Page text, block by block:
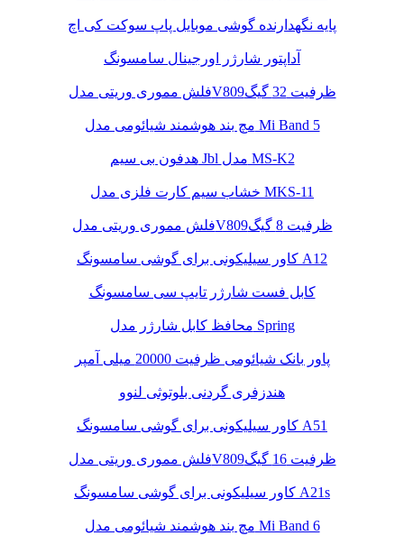
پایه نگهدارنده گوشی موبایل پاپ سوکت کی اچ
آداپتور شارژر اورجینال سامسونگ
فلش مموری وریتی مدلV809ظرفیت 32 گیگ
مچ بند هوشمند شیائومی مدل Mi Band 5
هدفون بی سیم Jbl مدل MS-K2
خشاب سیم کارت فلزی مدل MKS-11
فلش مموری وریتی مدلV809ظرفیت 8 گیگ
کاور سیلیکونی برای گوشی سامسونگ A12
کابل فست شارژر تایپ سی سامسونگ
محافظ کابل شارژر مدل Spring
پاور بانک شیائومی ظرفیت 20000 میلی آمپر
هندزفری گردنی بلوتوثی لنوو
کاور سیلیکونی برای گوشی سامسونگ A51
فلش مموری وریتی مدلV809ظرفیت 16 گیگ
کاور سیلیکونی برای گوشی سامسونگ A21s
مچ بند هوشمند شیائومی مدل Mi Band 6